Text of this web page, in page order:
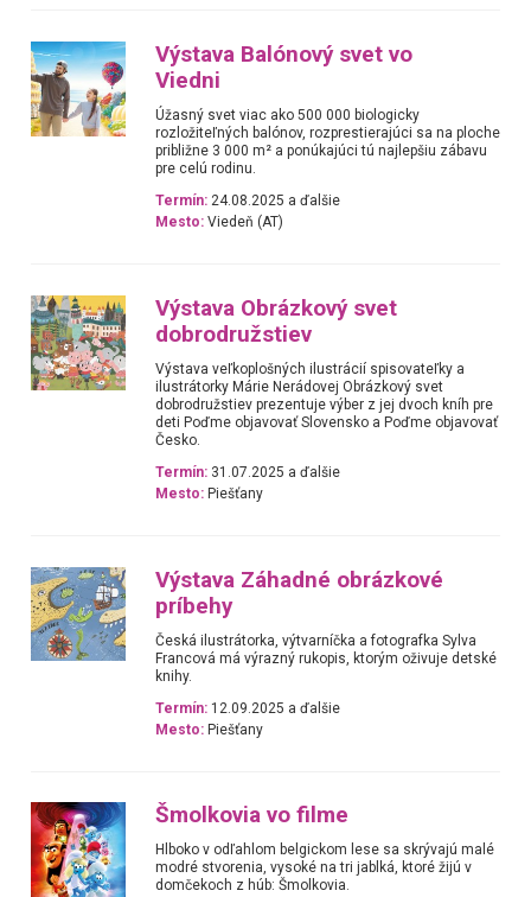
Výstava Balónový svet vo
Viedni
Úžasný svet viac ako 500 000 biologicky
rozložiteľných balónov, rozprestierajúci sa na ploche
približne 3 000 m² a ponúkajúci tú najlepšiu zábavu
pre celú rodinu.
Termín: 24.08.2025 a ďalšie
Mesto: Viedeň (AT)
Výstava Obrázkový svet
dobrodružstiev
Výstava veľkoplošných ilustrácií spisovateľky a
ilustrátorky Márie Nerádovej Obrázkový svet
dobrodružstiev prezentuje výber z jej dvoch kníh pre
deti Poďme objavovať Slovensko a Poďme objavovať
Česko.
Termín: 31.07.2025 a ďalšie
Mesto: Piešťany
Výstava Záhadné obrázkové
príbehy
Česká ilustrátorka, výtvarníčka a fotografka Sylva
Francová má výrazný rukopis, ktorým oživuje detské
knihy.
Termín: 12.09.2025 a ďalšie
Mesto: Piešťany
Šmolkovia vo filme
Hlboko v odľahlom belgickom lese sa skrývajú malé
modré stvorenia, vysoké na tri jablká, ktoré žijú v
domčekoch z húb: Šmolkovia.